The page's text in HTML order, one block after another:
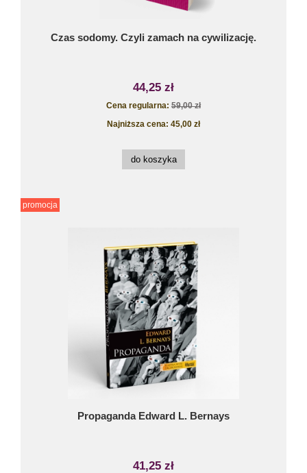
Czas sodomy. Czyli zamach na cywilizację.
44,25 zł
Cena regularna: 59,00 zł
Najniższa cena: 45,00 zł
do koszyka
Propaganda Edward L. Bernays
41,25 zł
promocja